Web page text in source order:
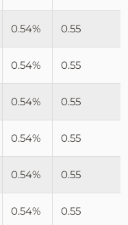
0.54% 0.55
0.54% 0.55
0.54% 0.55
0.54% 0.55
0.54% 0.55
0.54% 0.55